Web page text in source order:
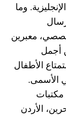
وما
معبرين
أجمل
الأطفال
الأسمى.
الأردن